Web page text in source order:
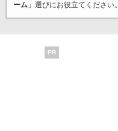
ーム」選びにお役立てください。
PR